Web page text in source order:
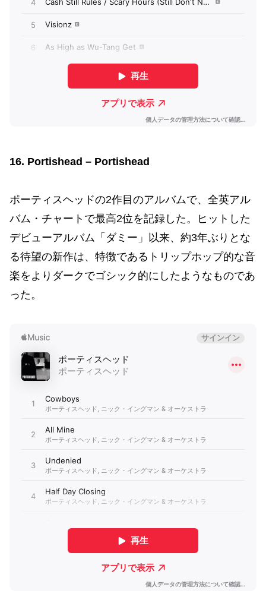
16. Portishead – Portishead
ポーティスヘッドの2作目のアルバムで、全英アル
バム・チャートで最高2位を記録した。ヒットした
デビューアルバム「ダミー」以来、約3年ぶりとな
る待望の新作は、特徴であるトリップホップ的な音
楽をよりダークでゴシック的にしたようなものであ
った。